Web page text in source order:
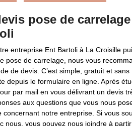
pose de
entreprise Ent Bartoli à La Croisille
pose de carrelage, nous vous
de devis. C’est simple, gratuit et sans
depuis le formulaire en ligne. Après
par mail en vous délivrant un devis
aux questions que vous nous
notre entreprise. Si vous
nous, vous pouvez nous joindre à